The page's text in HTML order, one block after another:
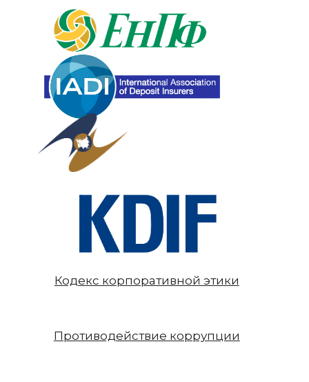
Кодекс корпоративной этики
Противодействие коррупции